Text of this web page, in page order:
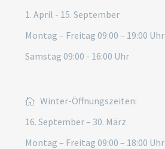
1. April - 15. September
Montag – Freitag 09:00 – 19:00 Uhr
Samstag 09:00 - 16:00 Uhr
Winter-Öffnungszeiten:
16. September – 30. März
Montag – Freitag 09:00 – 18:00 Uhr